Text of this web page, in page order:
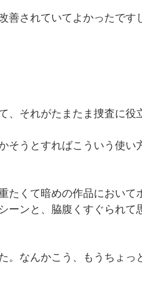
善されていてよかったです
、それがたまたま捜査に役
そうとすればこういう使い
くて暗めの作品において
ーンと、脇腹くすぐられて
。なんかこう、もうちょっ